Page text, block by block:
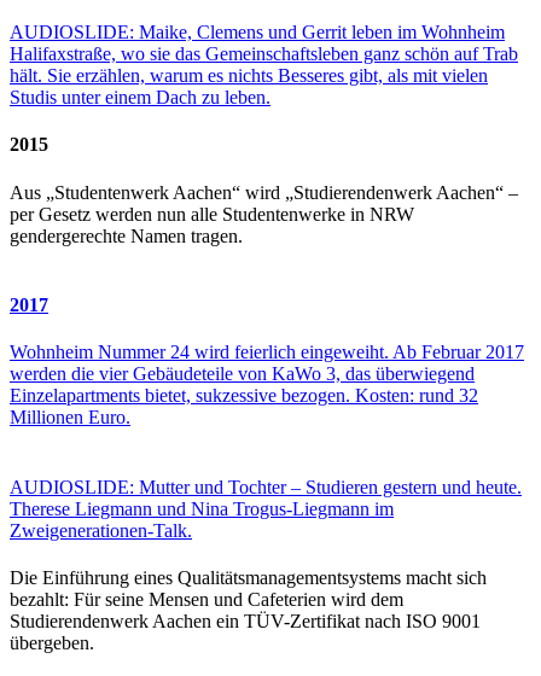
AUDIOSLIDE: Maike, Clemens und Gerrit leben im Wohnheim
Halifaxstraße, wo sie das Gemeinschaftsleben ganz schön auf Trab
hält. Sie erzählen, warum es nichts Besseres gibt, als mit vielen
Studis unter einem Dach zu leben.
2015
Aus „Studentenwerk Aachen“ wird „Studierendenwerk Aachen“ –
per Gesetz werden nun alle Studentenwerke in NRW
gendergerechte Namen tragen.
2017
Wohnheim Nummer 24 wird feierlich eingeweiht. Ab Februar 2017
werden die vier Gebäudeteile von KaWo 3, das überwiegend
Einzelapartments bietet, sukzessive bezogen. Kosten: rund 32
Millionen Euro.
AUDIOSLIDE: Mutter und Tochter – Studieren gestern und heute.
Therese Liegmann und Nina Trogus-Liegmann im
Zweigenerationen-Talk.
Die Einführung eines Qualitätsmanagementsystems macht sich
bezahlt: Für seine Mensen und Cafeterien wird dem
Studierendenwerk Aachen ein TÜV-Zertifikat nach ISO 9001
übergeben.